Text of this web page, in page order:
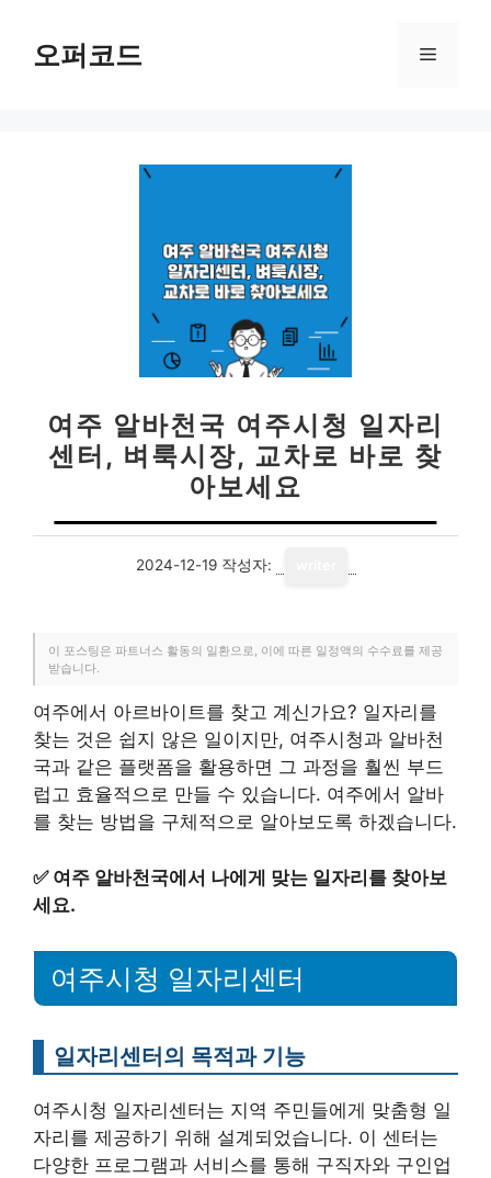
오퍼코드 메
여주 알바천국 여주시청 일자리
센터, 벼룩시장, 교차로 바로 찾
아보세요
2024-12-19 작성자:
이 포스팅은 파트너스 활동의 일환으로, 이에 따른 일정액의 수수료를 제공
받습니다.
여주에서 아르바이트를 찾고 계신가요? 일자리를
찾는 것은 쉽지 않은 일이지만, 여주시청과 알바천
국과 같은 플랫폼을 활용하면 그 과정을 훨씬 부드
럽고 효율적으로 만들 수 있습니다. 여주에서 알바
를 찾는 방법을 구체적으로 알아보도록 하겠습니다.
✅ 여주 알바천국에서 나에게 맞는 일자리를 찾아보
세요.
여주시청 일자리센터
일자리센터의 목적과 기능
여주시청 일자리센터는 지역 주민들에게 맞춤형 일
자리를 제공하기 위해 설계되었습니다. 이 센터는
다양한 프로그램과 서비스를 통해 구직자와 구인업